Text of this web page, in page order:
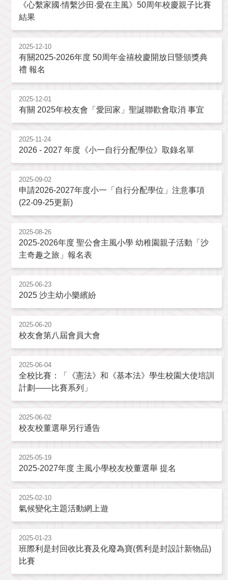
《心繫家國‧情繫沙田‧愛在主風》50周年校慶親子比賽
結果
2025-12-10
有關2025-2026年度 50周年金禧校慶開放日暨頒獎典
禮 報名
2025-12-01
有關 2025年校友會「愛回家」聖誕聯歡會取消 事宜
2025-11-24
2026 - 2027 年度《小一自行分配學位》取錄名單
2025-09-02
申請2026-2027年度小一「自行分配學位」注意事項
(22-09-25更新)
2025-08-26
2025-2026年度 聖公會主風小學 幼稚園親子活動「沙
主奇趣之旅」報名表
2025-06-23
2025 沙主幼小樂繽紛
2025-06-20
校友會第八屆會員大會
2025-06-04
全校比賽：「《憲法》和《基本法》學生校園大使培訓
計劃——比賽系列」
2025-06-02
校友校董選舉另行通告
2025-05-19
2025-2027年度 主風小學校友校董選舉 提名
2025-02-10
氣候變化主題活動網上遊
2025-01-23
班際利是封回收比賽及化廢為寶(舊利是封設計新物品)
比賽